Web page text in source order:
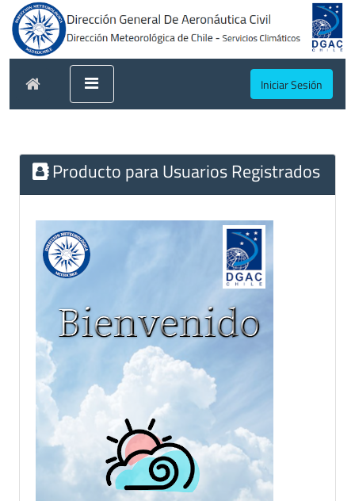
Iniciar Sesión
Producto para Usuarios Registrados